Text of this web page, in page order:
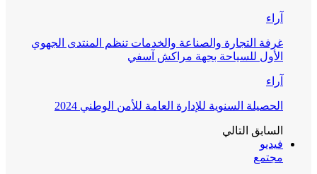
آراء
غرفة التجارة والصناعة والخدمات تنظم المنتدى الجهوي
الأول للسياحة بجهة مراكش آسفي
آراء
الحصيلة السنوية للإدارة العامة للأمن الوطني 2024
السابق التالي
فيديو
مجتمع